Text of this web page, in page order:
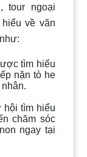
tour ngoại
về văn
tìm hiểu
nặn tò he
hội tìm hiểu
chăm sóc
ngay tại